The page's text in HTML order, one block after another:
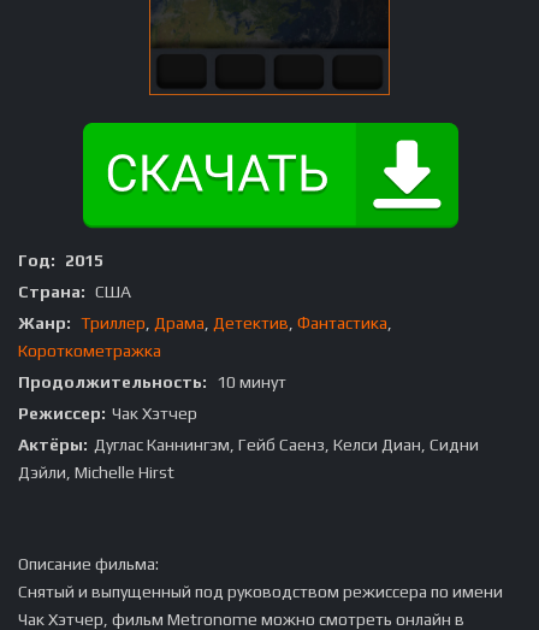
Год:
2015
Страна: США
Жанр: Триллер Драма Детектив Фантастика
Короткометражка
Продолжительность:
10 минут
Режиссер: Чак Хэтчер
Актёры: Дуглас Каннингэм, Гейб Саенз, Келси Диан, Сидни
Дэйли, Michelle Hirst
Описание фильма:
Снятый и выпущенный под руководством режиссера по имени
Чак Хэтчер, фильм Metronome можно смотреть онлайн в